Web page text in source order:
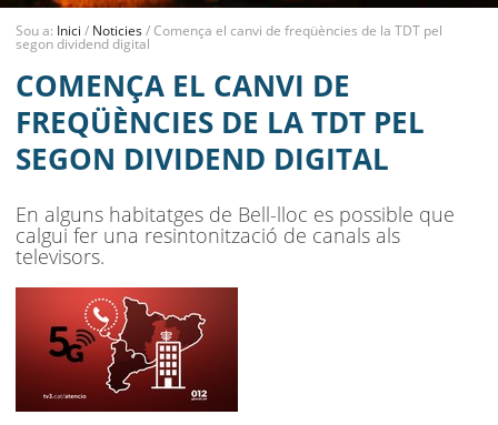
DE LA TDT PEL SEGON DIVIDEND
DIGITAL
AJUNTAMENT
MUNICIPI
SEU ELECTRÒNICA
BELL-LLOC SOLUCIONA
Sou a: Inici / Noticies/Comença el canvi de freqüències de la TDT pel
segon dividend digital
COMENÇA EL CANVI DE
FREQÜÈNCIES DE LA TDT PEL
SEGON DIVIDEND DIGITAL
En alguns habitatges de Bell-lloc es possible que
calgui fer una resintonització de canals als
televisors.